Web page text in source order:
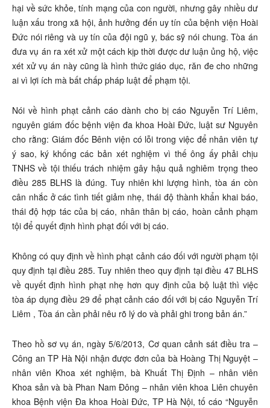
hại về sức khỏe, tính mạng của con người, nhưng gây nhiều dư
luận xấu trong xã hội, ảnh hưởng đến uy tín của bệnh viện Hoài
Đức nói riêng và uy tín của đội ngũ y, bác sỹ nói chung. Tòa án
đưa vụ án ra xét xử một cách kịp thời được dư luận ủng hộ, việc
xét xử vụ án này cũng là hình thức giáo dục, răn đe cho những
ai vì lợi ích mà bất chấp pháp luật để phạm tội.
Nói về hình phạt cảnh cáo dành cho bị cáo Nguyễn Trí Liêm,
nguyên giám đốc bệnh viện đa khoa Hoài Đức, luật sư Nguyên
cho rằng: Giám đốc Bênh viện có lỗi trong việc để nhân viên tự
ý sao, ký khống các bản xét nghiệm vì thế ông ấy phải chịu
TNHS về tội thiếu trách nhiệm gây hậu quả nghiêm trọng theo
điều 285 BLHS là đúng. Tuy nhiên khi lượng hình, tòa án còn
cân nhắc ở các tình tiết giảm nhẹ, thái độ thành khẩn khai báo,
thái độ hợp tác của bị cáo, nhân thân bị cáo, hoàn cảnh phạm
tội để quyết định hình phạt đối với bị cáo.
Không có quy định về hình phạt cảnh cáo đối với người phạm tội
quy định tại điều 285. Tuy nhiên theo quy định tại điều 47 BLHS
về quyết định hình phạt nhẹ hơn quy định của bộ luật thì việc
tòa áp dụng điều 29 để phạt cảnh cáo đối với bị cáo Nguyễn Trí
Liêm , Tòa án cần phải nêu rõ lý do và phải ghi trong bản án.”
Theo hồ sơ vụ án, ngày 5/6/2013, Cơ quan cảnh sát điều tra –
Công an TP Hà Nội nhận được đơn của bà Hoàng Thị Nguyệt –
nhân viên Khoa xét nghiệm, bà Khuất Thị Định – nhân viên
Khoa sản và bà Phan Nam Đông – nhân viên khoa Liên chuyên
khoa Bệnh viện Đa khoa Hoài Đức, TP Hà Nội, tố cáo “Nguyễn